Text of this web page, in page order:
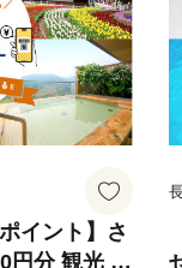
イント】さ
円分 観光 デ